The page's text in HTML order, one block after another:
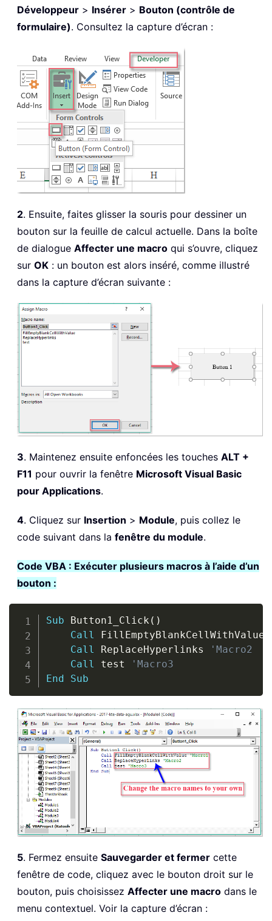
Développeur > Insérer > Bouton (contrôle de
formulaire). Consultez la capture d’écran :
2. Ensuite, faites glisser la souris pour dessiner un
bouton sur la feuille de calcul actuelle. Dans la boîte
de dialogue Affecter une macro qui s’ouvre, cliquez
sur OK : un bouton est alors inséré, comme illustré
dans la capture d’écran suivante :
3. Maintenez ensuite enfoncées les touches ALT +
F11 pour ouvrir la fenêtre Microsoft Visual Basic
pour Applications.
4. Cliquez sur Insertion > Module, puis collez le
code suivant dans la fenêtre du module.
Code VBA : Exécuter plusieurs macros à l’aide d’un
bouton :
Sub Button1_Click ( )
Call FillEmptyBlankCellWithValue
Call ReplaceHyperlinks
'Macro2
Call test
'Macro3
End
Sub
5. Fermez ensuite Sauvegarder et fermer cette
fenêtre de code, cliquez avec le bouton droit sur le
bouton, puis choisissez Affecter une macro dans le
menu contextuel. Voir la capture d’écran :